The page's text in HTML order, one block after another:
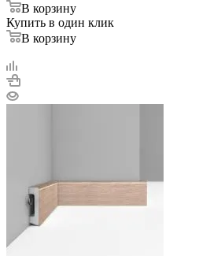
В корзину
Купить в один клик
В корзину